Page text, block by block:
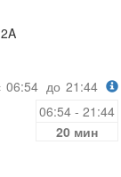
06:54 до 21:44
06:54 - 21:44
20 мин